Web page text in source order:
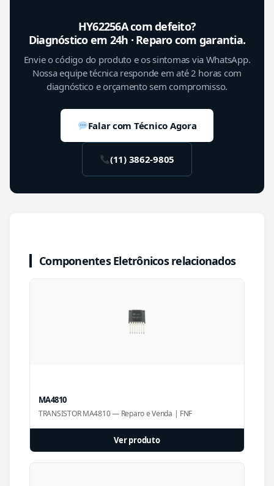
HY62256A com defeito?
Diagnóstico em 24h · Reparo com garantia.
Envie o código do produto e os sintomas via WhatsApp.
Nossa equipe técnica responde em até 2 horas com
diagnóstico e orçamento sem compromisso.
Falar com Técnico Agora
(11) 3862-9805
Componentes Eletrônicos relacionados
MA4810
TRANSISTOR MA4810 — Reparo e Venda | FNF
Ver produto